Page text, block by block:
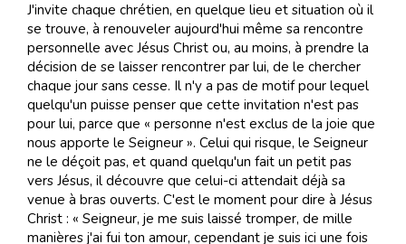
J'invite chaque chrétien, en quelque lieu et situation où il
se trouve, à renouveler aujourd'hui même sa rencontre
personnelle avec Jésus Christ ou, au moins, à prendre la
décision de se laisser rencontrer par lui, de le chercher
chaque jour sans cesse. Il n'y a pas de motif pour lequel
quelqu'un puisse penser que cette invitation n'est pas
pour lui, parce que « personne n'est exclus de la joie que
nous apporte le Seigneur ». Celui qui risque, le Seigneur
ne le déçoit pas, et quand quelqu'un fait un petit pas
vers Jésus, il découvre que celui-ci attendait déjà sa
venue à bras ouverts. C'est le moment pour dire à Jésus
Christ : « Seigneur, je me suis laissé tromper, de mille
manières j'ai fui ton amour, cependant je suis ici une fois